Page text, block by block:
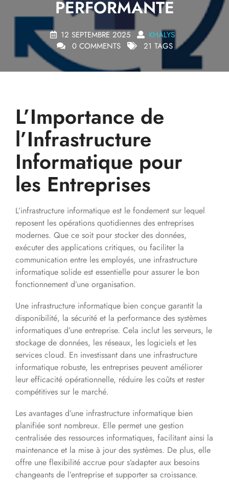
PERFORMANTE
12 SEPTEMBRE 2025
KHALYS
0 COMMENTS
21 TAGS
L’Importance de
l’Infrastructure
Informatique pour
les Entreprises
L’infrastructure informatique est le fondement sur lequel
reposent les opérations quotidiennes des entreprises
modernes. Que ce soit pour stocker des données,
exécuter des applications critiques, ou faciliter la
communication entre les employés, une infrastructure
informatique solide est essentielle pour assurer le bon
fonctionnement d’une organisation.
Une infrastructure informatique bien conçue garantit la
disponibilité, la sécurité et la performance des systèmes
informatiques d’une entreprise. Cela inclut les serveurs, le
stockage de données, les réseaux, les logiciels et les
services cloud. En investissant dans une infrastructure
informatique robuste, les entreprises peuvent améliorer
leur efficacité opérationnelle, réduire les coûts et rester
compétitives sur le marché.
Les avantages d’une infrastructure informatique bien
planifiée sont nombreux. Elle permet une gestion
centralisée des ressources informatiques, facilitant ainsi la
maintenance et la mise à jour des systèmes. De plus, elle
offre une flexibilité accrue pour s’adapter aux besoins
changeants de l’entreprise et supporter sa croissance.